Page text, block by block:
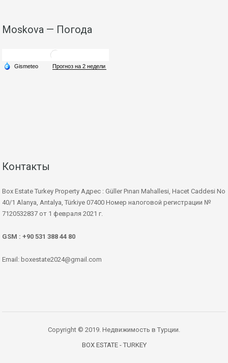
Moskova — Погода
Контакты
Box Estate Turkey Property Адрес : Güller Pınarı Mahallesi, Hacet Caddesi No
40/1 Alanya, Antalya, Türkiye 07400 Номер налоговой регистрации №
7120532837 от 1 февраля 2021 г.
GSM : +90 531 388 44 80
Email: boxestate2024@gmail.com
Copyright © 2019. Недвижимость в Турции.
BOX ESTATE - TURKEY